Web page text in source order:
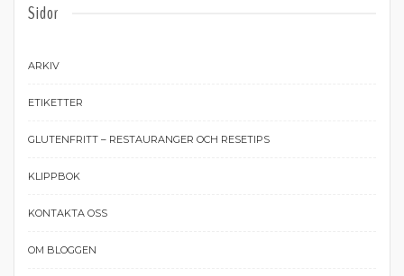
Sidor
ARKIV
ETIKETTER
GLUTENFRITT – RESTAURANGER OCH RESETIPS
KLIPPBOK
KONTAKTA OSS
OM BLOGGEN